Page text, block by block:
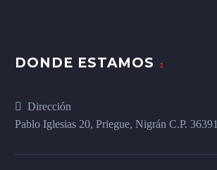
DONDE ESTAMOS
Dirección
Pablo Iglesias 20, Priegue, Nigrán C.P. 36391